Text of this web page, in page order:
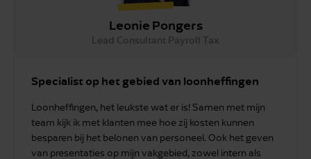
Leonie Pongers
Lead Consultant Payroll Tax
Specialist op het gebied van loonheffingen
Loonheffingen, het leukste wat er is! Samen met mijn
team kijk ik met klanten mee hoe zij kosten kunnen
besparen bij het belonen van personeel. Ook het geven
van presentaties op mijn vakgebied, zowel intern als